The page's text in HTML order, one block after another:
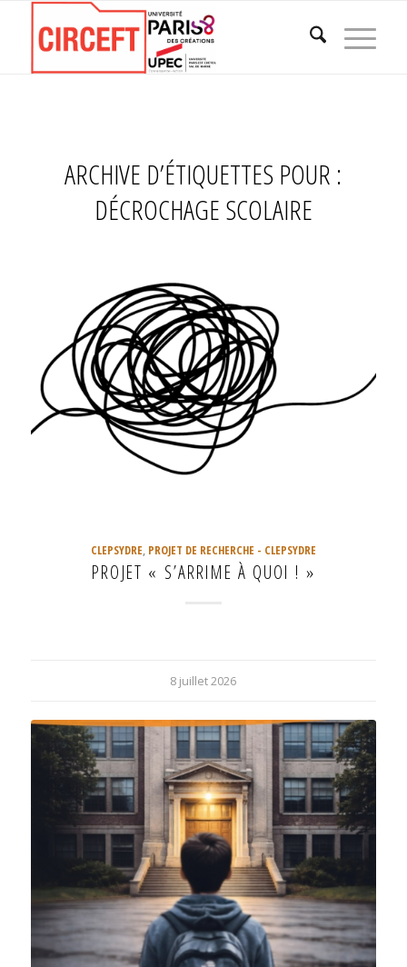
ARCHIVE D’ÉTIQUETTES POUR :
DÉCROCHAGE SCOLAIRE
CLEPSYDRE, PROJET DE RECHERCHE - CLEPSYDRE
PROJET « S’ARRIME À QUOI ! »
8 juillet 2026